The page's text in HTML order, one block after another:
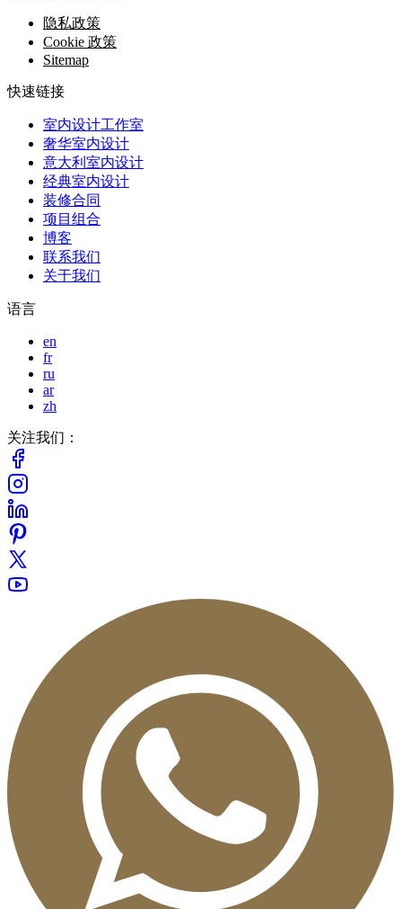
隐私政策
Cookie 政策
Sitemap
快速链接
室内设计工作室
奢华室内设计
意大利室内设计
经典室内设计
装修合同
项目组合
博客
联系我们
关于我们
语言
en
fr
ru
ar
zh
关注我们：